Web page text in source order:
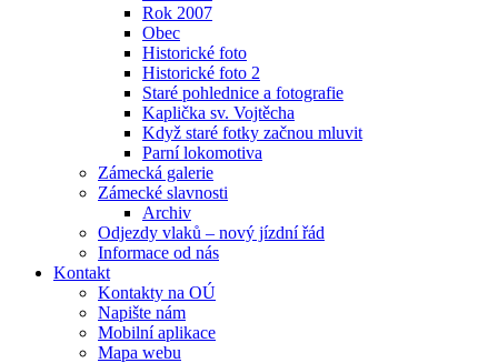
Rok 2007
Obec
Historické foto
Historické foto 2
Staré pohlednice a fotografie
Kaplička sv. Vojtěcha
Když staré fotky začnou mluvit
Parní lokomotiva
Zámecká galerie
Zámecké slavnosti
Archiv
Odjezdy vlaků – nový jízdní řád
Informace od nás
Kontakt
Kontakty na OÚ
Napište nám
Mobilní aplikace
Mapa webu